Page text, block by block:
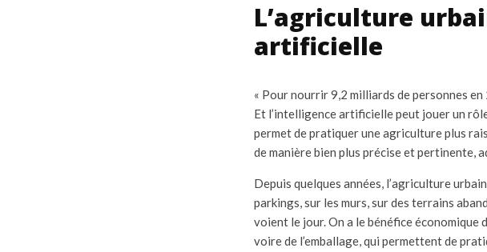
L’agriculture
artificielle
« Pour nourrir 9,2 milliards de personnes
Et l’intelligence artificielle peut jouer un
permet de pratiquer une agriculture plus
de manière bien plus précise et pertinente,
Depuis quelques années, l’agriculture
parkings, sur les murs, sur des terrains
voient le jour. On a le bénéfice
voire de l’emballage, qui permettent de